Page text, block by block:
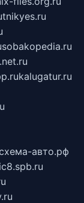
sobakopedia.ru
kalugatur.ru
авто.рф